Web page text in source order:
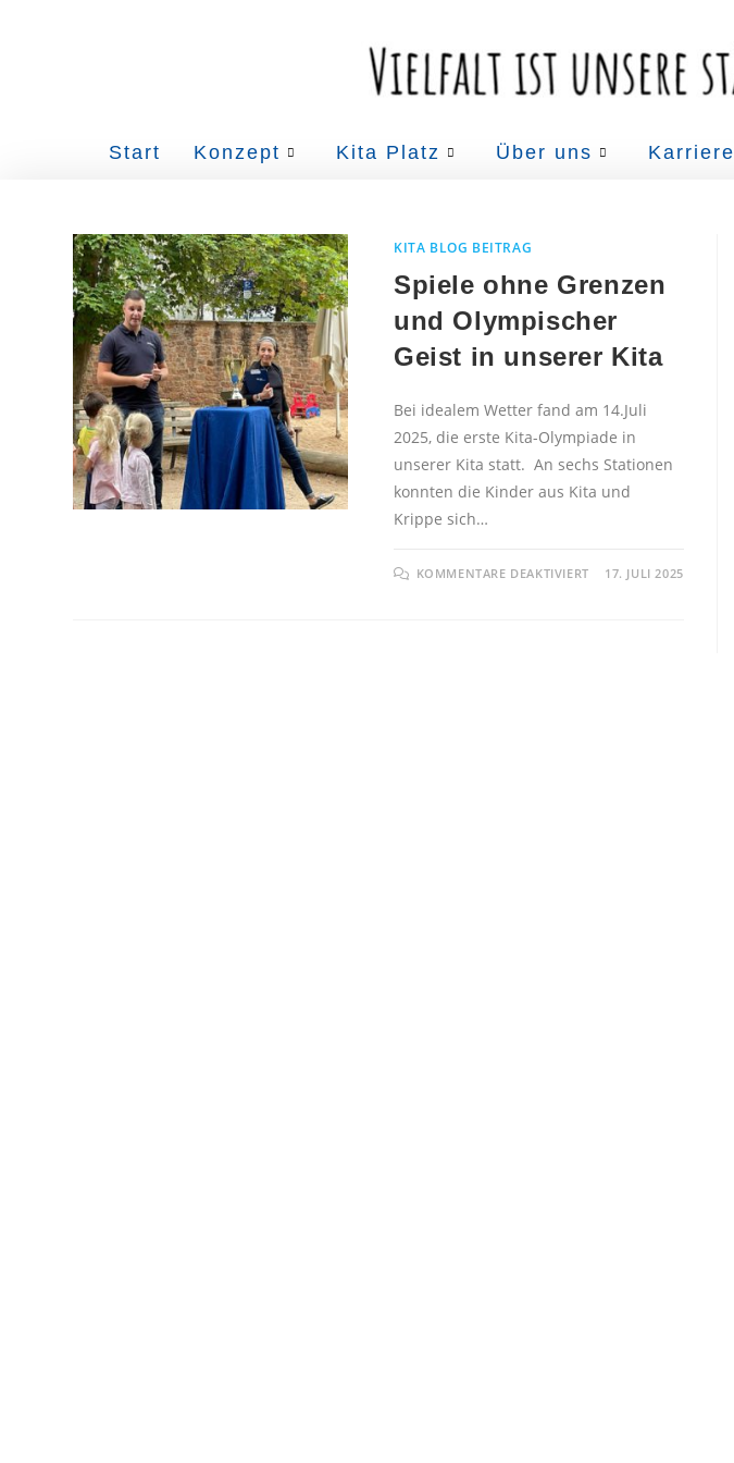
Start Konzept Kita Platz Über uns Karriere
KITA BLOG BEITRAG
Spiele ohne Grenzen
und Olympischer
Geist in unserer Kita
Bei idealem Wetter fand am 14.Juli
2025, die erste Kita-Olympiade in
unserer Kita statt. An sechs Stationen
konnten die Kinder aus Kita und
Krippe sich…
KOMMENTARE DEAKTIVIERT 17. JULI 2025